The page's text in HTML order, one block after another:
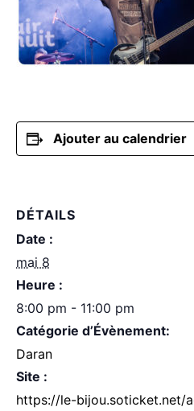
Ajouter au calendrier
DÉTAILS
Date :
mai 8
Heure :
8:00 pm - 11:00 pm
Catégorie d’Évènement:
Daran
Site :
https://le-bijou.soticket.net/